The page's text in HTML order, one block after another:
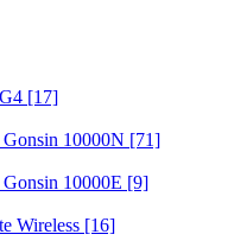
[17]
10000N [71]
10000E [9]
Wireless [16]